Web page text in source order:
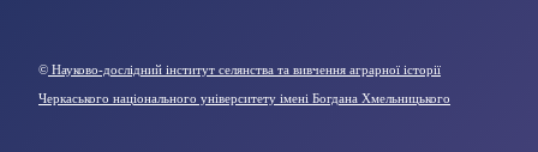
© Науково-дослідний інститут селянства та вивчення аграрної історії
Черкаського національного університету імені Богдана Хмельницького